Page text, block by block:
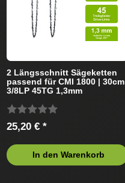
2 Längsschnitt Sägeketten
passend für CMI 1800 | 30cm
3/8LP 45TG 1,3mm
25,20 € *
In den Warenkorb